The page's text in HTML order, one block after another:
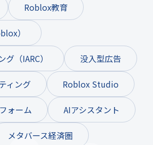
Roblox教育
）
（IARC） 没入型広告
ィング Roblox Studio
ォーム AIアシスタント
メタバース経済圏